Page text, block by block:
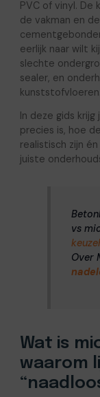
PVC of vinyl.
de vakman en
eerlijk naar wilt
slechte
sealer, en
kunststofvloeren.
In deze gids
precies is, hoe
realistisch zijn
juiste
vs
Over
Wat is
waarom